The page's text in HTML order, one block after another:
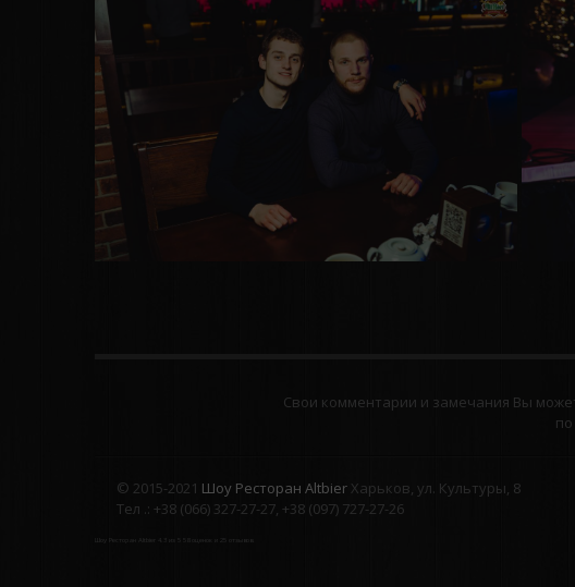
Свои комментарии и замечания Вы
© 2015-2021 Шоу Ресторан Altbier Харьков, ул. Культуры, 8
Тел .: +38 (066) 327-27-27, +38 (097) 727-27-26
Шоу Ресторан Altbier 4.3 оценок и